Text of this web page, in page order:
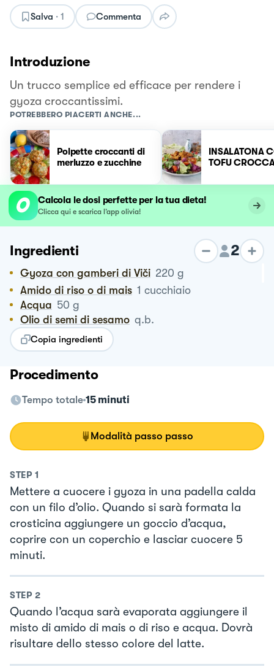
Salva · 1 Commenta
Introduzione
Un trucco semplice ed efficace per rendere i
gyoza croccantissimi.
POTREBBERO PIACERTI ANCHE...
Polpette croccanti di
merluzzo e zucchine
INSALATONA
TOFU
Calcola le dosi perfette per la tua dieta!
Clicca qui e scarica l’app olivia!
Ingredienti 2
Gyoza con gamberi di Viči 220 g
Amido di riso o di mais 1 cucchiaio
Acqua 50 g
Olio di semi di sesamo q.b.
Copia ingredienti
Procedimento
Tempo totale 15 minuti
Modalità passo passo
STEP 1
Mettere a cuocere i gyoza in una padella calda
con un filo d’olio. Quando si sarà formata la
crosticina aggiungere un goccio d’acqua,
coprire con un coperchio e lasciar cuocere 5
minuti.
STEP 2
Quando l’acqua sarà evaporata aggiungere il
misto di amido di mais o di riso e acqua. Dovrà
risultare dello stesso colore del latte.